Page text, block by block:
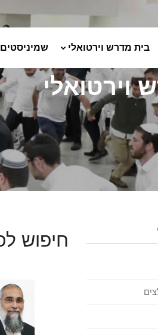
בית מדרש וירטואלי שמיניסטים
וירטואלי
חיפוש